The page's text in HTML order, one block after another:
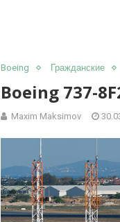
Boeing Гражданские
Boeing 737-
Maxim Maksimov